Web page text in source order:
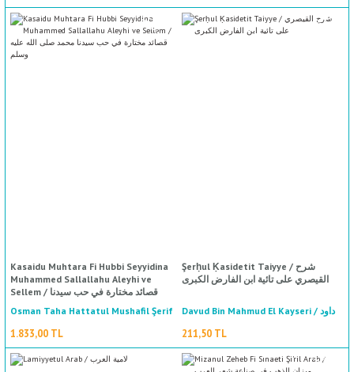
Kasaidu Muhtara Fi Hubbi Seyyidina
Muhammed Sallallahu Aleyhi ve
Sellem / قصائد مختارة في حب سيدنا
Osman Taha Hattatul Mushafil Şerif
/ عثمان طه خطاط المصحف الشريف
1.833,00 TL
Şerḥul Ḳasidetit Taiyye / شرح
القيصري على تائية ابن الفارض الكبرى
Davud Bin Mahmud El Kayseri / داود
بن محمود القيصري
211,50 TL